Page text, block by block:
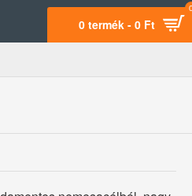
0 termék - 0 Ft